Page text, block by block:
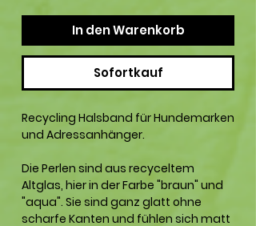
In den Warenkorb
Sofortkauf
Recycling Halsband für Hundemarken
und Adressanhänger.
Die Perlen sind aus recyceltem
Altglas, hier in der Farbe "braun" und
"aqua". Sie sind ganz glatt ohne
scharfe Kanten und fühlen sich matt